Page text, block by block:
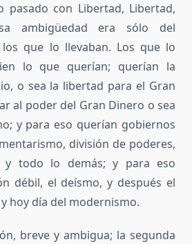
pasado con Libertad, Libertad,
ambigüedad era sólo del
que lo llevaban. Los que lo
lo que querían; querían la
o sea la libertad para el Gran
al poder del Gran Dinero o sea
y para eso querían gobiernos
división de poderes,
y todo lo demás; y para eso
débil, el deísmo, y después el
hoy día del modernismo.
breve y ambigua; la segunda